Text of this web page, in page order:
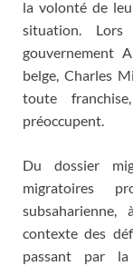
la volonté de
situation.
gouvernement
belge, Charles
toute
préoccupent.
Du dossier
migratoires
contexte des
passant par